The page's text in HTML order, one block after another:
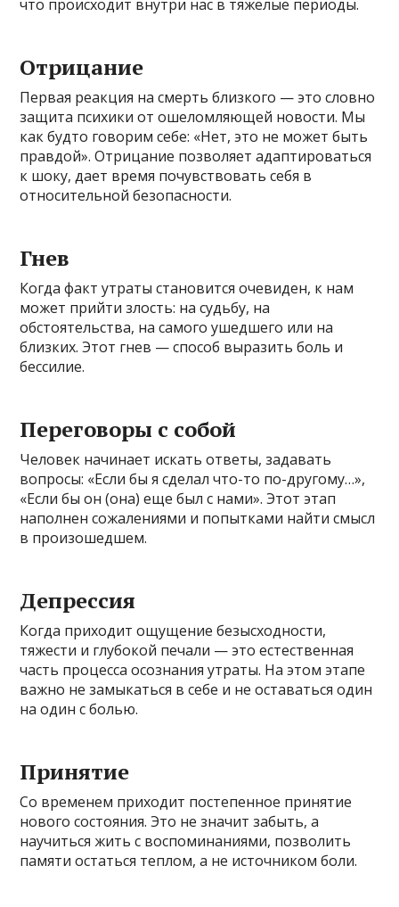
что происходит внутри нас в тяжелые периоды.
Отрицание
Первая реакция на смерть близкого — это словно
защита психики от ошеломляющей новости. Мы
как будто говорим себе: «Нет, это не может быть
правдой». Отрицание позволяет адаптироваться
к шоку, дает время почувствовать себя в
относительной безопасности.
Гнев
Когда факт утраты становится очевиден, к нам
может прийти злость: на судьбу, на
обстоятельства, на самого ушедшего или на
близких. Этот гнев — способ выразить боль и
бессилие.
Переговоры с собой
Человек начинает искать ответы, задавать
вопросы: «Если бы я сделал что-то по-другому…»,
«Если бы он (она) еще был с нами». Этот этап
наполнен сожалениями и попытками найти смысл
в произошедшем.
Депрессия
Когда приходит ощущение безысходности,
тяжести и глубокой печали — это естественная
часть процесса осознания утраты. На этом этапе
важно не замыкаться в себе и не оставаться один
на один с болью.
Принятие
Со временем приходит постепенное принятие
нового состояния. Это не значит забыть, а
научиться жить с воспоминаниями, позволить
памяти остаться теплом, а не источником боли.